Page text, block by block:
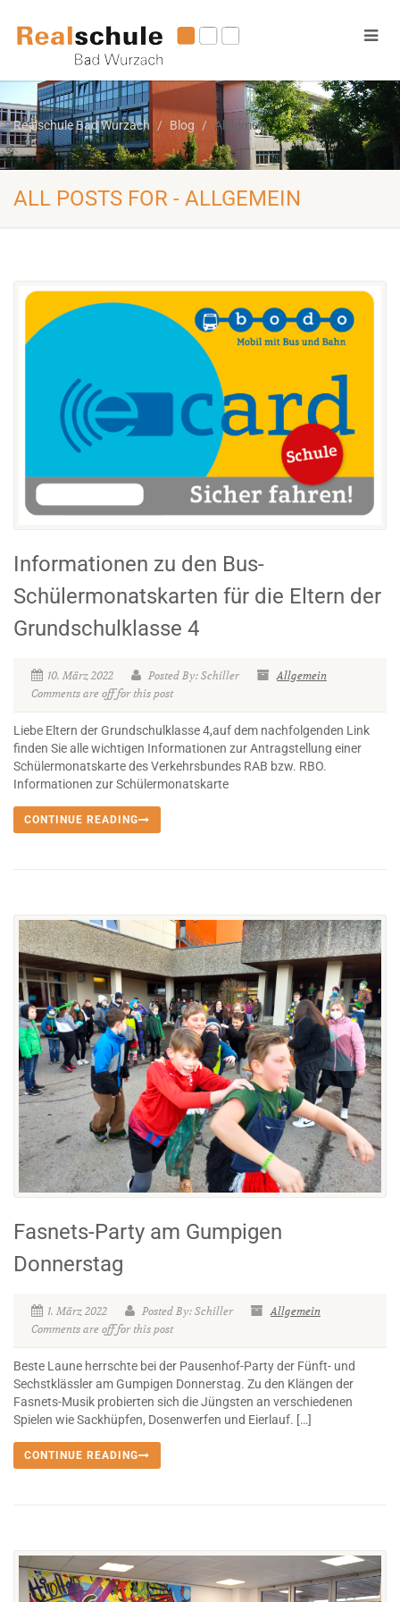
Realschule Bad Wurzach Blog Allgemein
ALL POSTS FOR - ALLGEMEIN
Informationen zu den Bus-
Schülermonatskarten für die Eltern der
Grundschulklasse 4
10. März 2022 Posted By: Schiller
Allgemein
Comments are off for this post
Liebe Eltern der Grundschulklasse 4,auf dem nachfolgenden Link
finden Sie alle wichtigen Informationen zur Antragstellung einer
Schülermonatskarte des Verkehrsbundes RAB bzw. RBO.
Informationen zur Schülermonatskarte
CONTINUE READING
Fasnets-Party am Gumpigen
Donnerstag
1. März 2022 Posted By: Schiller
Allgemein
Comments are off for this post
Beste Laune herrschte bei der Pausenhof-Party der Fünft- und
Sechstklässler am Gumpigen Donnerstag. Zu den Klängen der
Fasnets-Musik probierten sich die Jüngsten an verschiedenen
Spielen wie Sackhüpfen, Dosenwerfen und Eierlauf. […]
CONTINUE READING